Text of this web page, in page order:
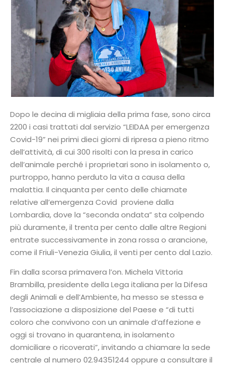
Dopo le decina di migliaia della prima fase, sono circa
2200 i casi trattati dal servizio “LEIDAA per emergenza
Covid-19” nei primi dieci giorni di ripresa a pieno ritmo
dell’attività, di cui 300 risolti con la presa in carico
dell’animale perché i proprietari sono in isolamento o,
purtroppo, hanno perduto la vita a causa della
malattia. Il cinquanta per cento delle chiamate
relative all’emergenza Covid proviene dalla
Lombardia, dove la “seconda ondata” sta colpendo
più duramente, il trenta per cento dalle altre Regioni
entrate successivamente in zona rossa o arancione,
come il Friuli-Venezia Giulia, il venti per cento dal Lazio.
Fin dalla scorsa primavera l’on. Michela Vittoria
Brambilla, presidente della Lega italiana per la Difesa
degli Animali e dell’Ambiente, ha messo se stessa e
l’associazione a disposizione del Paese e “di tutti
coloro che convivono con un animale d’affezione e
oggi si trovano in quarantena, in isolamento
domiciliare o ricoverati”, invitando a chiamare la sede
centrale al numero 02.94351244 oppure a consultare il